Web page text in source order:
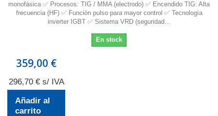
monofásica ✅ Procesos: TIG / MMA (electrodo) ✅ Encendido TIG: Alta
frecuencia (HF) ✅ Función pulso para mayor control ✅ Tecnología
inverter IGBT ✅ Sistema VRD (seguridad...
En stock
359,00 €
296,70 € s/ IVA
Añadir al
carrito